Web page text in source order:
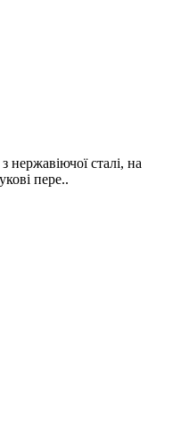
нержавіючої сталі, на
пере..